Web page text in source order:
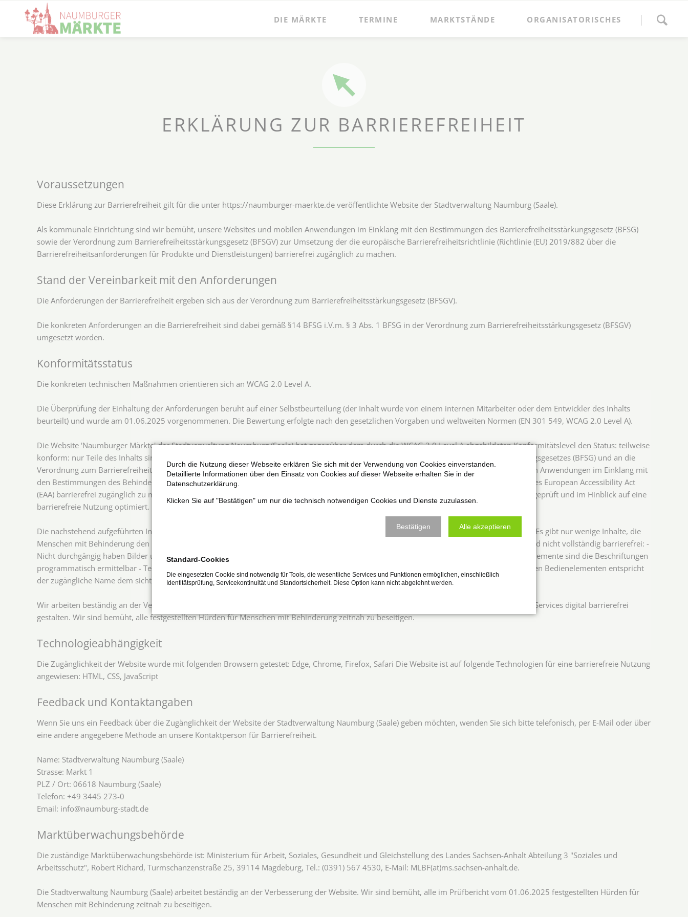
überspringen
DIE MÄRKTE TERMINE MARKTSTÄNDE ORGANISATORISCHES
ERKLÄRUNG ZUR BARRIEREFREIHEIT
Voraussetzungen
Diese Erklärung zur Barrierefreiheit gilt für die unter https://naumburger-maerkte.de veröffentlichte Website der Stadtverwaltung Naumburg (Saale).
Als kommunale Einrichtung sind wir bemüht, unsere Websites und mobilen Anwendungen im Einklang mit den Bestimmungen des Barrierefreiheitsstärkungsgesetz (BFSG)
sowie der Verordnung zum Barrierefreiheitsstärkungsgesetz (BFSGV) zur Umsetzung der die europäische Barrierefreiheitsrichtlinie (Richtlinie (EU) 2019/882 über die
Barrierefreiheitsanforderungen für Produkte und Dienstleistungen) barrierefrei zugänglich zu machen.
Stand der Vereinbarkeit mit den Anforderungen
Die Anforderungen der Barrierefreiheit ergeben sich aus der Verordnung zum Barrierefreiheitsstärkungsgesetz (BFSGV).
Die konkreten Anforderungen an die Barrierefreiheit sind dabei gemäß §14 BFSG i.V.m. § 3 Abs. 1 BFSG in der Verordnung zum Barrierefreiheitsstärkungsgesetz (BFSGV)
umgesetzt worden.
Konformitätsstatus
Die konkreten technischen Maßnahmen orientieren sich an WCAG 2.0 Level A.
Die Überprüfung der Einhaltung der Anforderungen beruht auf einer Selbstbeurteilung (der Inhalt wurde von einem internen Mitarbeiter oder dem Entwickler des Inhalts
beurteilt) und wurde am 01.06.2025 vorgenommenen. Die Bewertung erfolgte nach den gesetzlichen Vorgaben und weltweiten Normen (EN 301 549, WCAG 2.0 Level A).
Die Website 'Naumburger Märkte' der Stadtverwaltung Naumburg (Saale) hat gegenüber dem durch die WCAG 2.0 Level A abgebildeten Konformitätslevel den Status: teilweise
konform: nur Teile des Inhalts sind konform. Wir stellen Dienstleistungen und Informationen in Anlehnung an §2 des Barrierefreiheitsstärkungsgesetzes (BFSG) und an die
Verordnung zum Barrierefreiheitsstärkungsgesetz (BFSGV) auf unserer Website zur Verfügung. Wir sind bemüht, unsere Websites und mobilen Anwendungen im Einklang mit
den Bestimmungen des Behindertengleichstellungsgesetzes des Bundes (BGG) sowie der Barrierefreiheitsstärkungsgesetzes zur Umsetzung des European Accessibility Act
(EAA) barrierefrei zugänglich zu machen. Wir haben unsere Website entsprechend den im weiteren Text beschriebenen Konformitätskriterien geprüft und im Hinblick auf eine
barrierefreie Nutzung optimiert.
Die nachstehend aufgeführten Inhalte sind nicht vollständig barrierefrei: Unsere Website ist mit den Anforderungen weitestgehend vereinbar. Es gibt nur wenige Inhalte, die
Menschen mit Behinderung den Informationsabruf beziehungsweise die Zugänglichkeit erschweren. Die nachstehend aufgeführten Inhalte sind nicht vollständig barrierefrei: -
Nicht durchgängig haben Bilder und Grafikfunktionen eindeutige Alternativtexte und teilweise fehlen Alternativtexte - Nicht für alle Formularelemente sind die Beschriftungen
programmatisch ermittelbar - Teilweise ist die Fokus-Reihenfolge nicht nachvollziehbar und der Tastaturfokus nicht gut sichtbar - Nicht bei allen Bedienelementen entspricht
der zugängliche Name dem sichtbaren Namen - Nicht alle PDF-Dokumente sind barrierefrei
Wir arbeiten beständig an der Verbesserung unserer Website. Leider konnten wir aufgrund der Fülle des Materials noch nicht alle Inhalte und Services digital barrierefrei
gestalten. Wir sind bemüht, alle festgestellten Hürden für Menschen mit Behinderung zeitnah zu beseitigen.
Technologieabhängigkeit
Die Zugänglichkeit der Website wurde mit folgenden Browsern getestet: Edge, Chrome, Firefox, Safari Die Website ist auf folgende Technologien für eine barrierefreie Nutzung
angewiesen: HTML, CSS, JavaScript
Feedback und Kontaktangaben
Wenn Sie uns ein Feedback über die Zugänglichkeit der Website der Stadtverwaltung Naumburg (Saale) geben möchten, wenden Sie sich bitte telefonisch, per E-Mail oder über
eine andere angegebene Methode an unsere Kontaktperson für Barrierefreiheit.
Name: Stadtverwaltung Naumburg (Saale)
Strasse: Markt 1
PLZ / Ort: 06618 Naumburg (Saale)
Telefon: +49 3445 273-0
Email: info@naumburg-stadt.de
Marktüberwachungsbehörde
Die zuständige Marktüberwachungsbehörde ist: Ministerium für Arbeit, Soziales, Gesundheit und Gleichstellung des Landes Sachsen-​Anhalt Abteilung 3 "Soziales und
Arbeitsschutz", Robert Richard, Turmschanzenstraße 25, 39114 Magdeburg, Tel.: (0391) 567 4530, E-​Mail: MLBF(at)ms.sachsen-​anhalt.de.
Die Stadtverwaltung Naumburg (Saale) arbeitet beständig an der Verbesserung der Website. Wir sind bemüht, alle im Prüfbericht vom 01.06.2025 festgestellten Hürden für
Menschen mit Behinderung zeitnah zu beseitigen.
Durch die Nutzung dieser Webseite erklären Sie sich mit der Verwendung von Cookies einverstanden.
Detaillierte Informationen über den Einsatz von Cookies auf dieser Webseite erhalten Sie in der
Datenschutzerklärung.
Klicken Sie auf "Bestätigen" um nur die technisch notwendigen Cookies und Dienste zuzulassen.
Bestätigen Alle akzeptieren
Standard-Cookies
Die eingesetzten Cookie sind notwendig für Tools, die wesentliche Services und Funktionen ermöglichen, einschließlich
Identitätsprüfung, Servicekontinuität und Standortsicherheit. Diese Option kann nicht abgelehnt werden.